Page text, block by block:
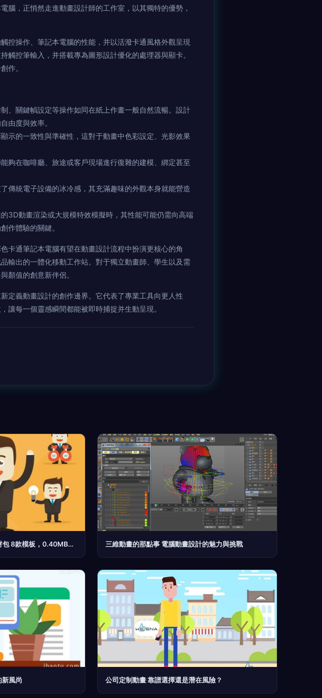
，正悄然走進動畫設計師的工作室，以其獨特的優勢，
控操作、筆記本電腦的性能，并以活潑卡通風格外觀呈現
觸控筆輸入，并搭載專為圖形設計優化的處理器與顯卡。
作。
、關鍵幀設定等操作如同在紙上作畫一般自然流暢。設計
由度與效率。
示的一致性與準確性，這對于動畫中色彩設定、光影效果
夠在咖啡廳、旅途或客戶現場進行復雜的建模、綁定甚至
傳統電子設備的冰冷感，其充滿趣味的外觀本身就能營造
3D動畫渲染或大規模特效模擬時，其性能可能仍需向高端
作體驗的關鍵。
卡通筆記本電腦有望在動畫設計流程中扮演更核心的角
輸出的一體化移動工作站。對于獨立動畫師、學生以及需
顏值的創意新伴侶。
定義動畫設計的創作邊界。它代表了專業工具向更人性
讓每一個靈感瞬間都能被即時捕捉并生動呈現。
扁平化商務金融卡通人物素材包 8款模板，0.40MB輕盈下載 三維動畫的那點事 電腦動畫設計的魅力與挑戰
新風尚 公司定制動畫 靠譜選擇還是潛在風險？